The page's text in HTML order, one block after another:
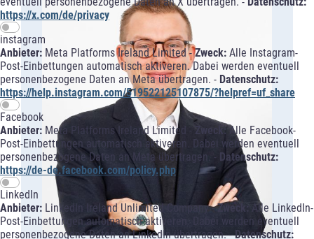
https://x.com/de/privacy
instagram
Anbieter: Meta Platforms Ireland Limited -Zweck: Alle Instagram-
Post-Einbettungen automatisch aktiveren. Dabei werden eventuell
personenbezogene Daten an Meta übertragen. - Datenschutz:
https://help.instagram.com/519522125107875/?helpref=uf_share
Facebook
Anbieter: Meta Platforms Ireland Limited - Zweck:Alle Facebook-
Post-Einbettungen automatisch aktiveren. Dabei werden eventuell
personenbezogene Daten an Meta übertragen. - Datenschutz:
https://de-de.facebook.com/policy.php
LinkedIn
Anbieter: LinkedIn Ireland Unlimited Company -Zweck:
Alle LinkedIn-
Post-Einbettungen automatisch aktiveren. Dabei werden eventuell
personenbezogene Daten an LinkedIn übertragen. -Datenschutz: